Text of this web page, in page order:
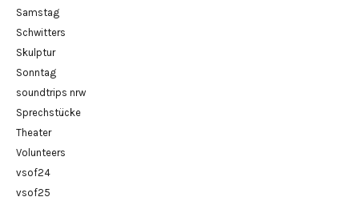
Samstag
Schwitters
Skulptur
Sonntag
soundtrips nrw
Sprechstücke
Theater
Volunteers
vsof24
vsof25